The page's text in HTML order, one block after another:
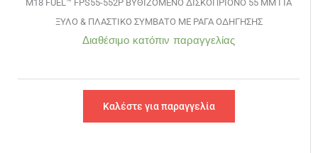
M18 FUEL™ FPS55-552P ΒΥΘΙΖΟΜΕΝΟ ΔΙΣΚΟΠΡΙΟΝΟ 55 ΜΜ ΓΙΑ
ΞΥΛΟ & ΠΛΑΣΤΙΚΟ ΣΥΜΒΑΤΟ ΜΕ ΡΑΓΑ ΟΔΗΓΗΣΗΣ
Διαθέσιμο κατόπιν παραγγελίας
Καλέστε για παραγγελία